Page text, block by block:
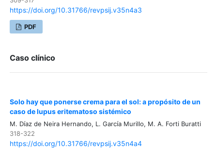
https://doi.org/10.31766/revpsij.v35n4a3
PDF
Caso clínico
Solo hay que ponerse crema para el sol: a propósito de un
caso de lupus eritematoso sistémico
M. Díaz de Neira Hernando, L. García Murillo, M. A. Forti Buratti
318-322
https://doi.org/10.31766/revpsij.v35n4a4